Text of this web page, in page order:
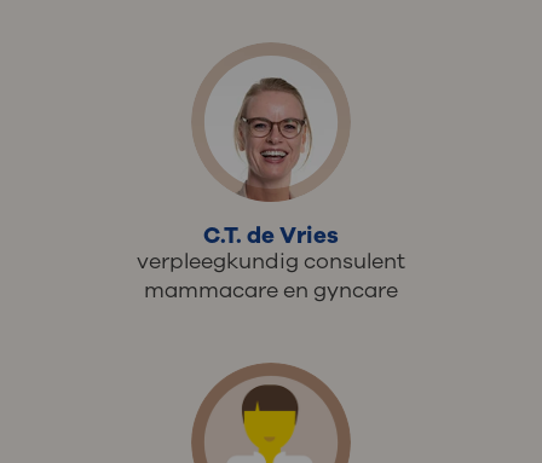
C.T. de Vries
verpleegkundig consulent
mammacare en gyncare